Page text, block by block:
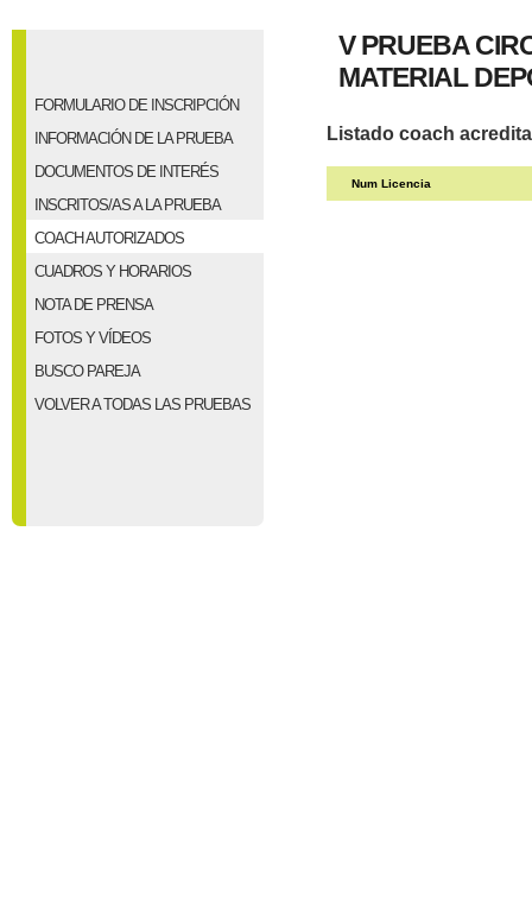
FORMULARIO DE INSCRIPCIÓN
INFORMACIÓN DE LA PRUEBA
DOCUMENTOS DE INTERÉS
INSCRITOS/AS A LA PRUEBA
COACH AUTORIZADOS
CUADROS Y HORARIOS
NOTA DE PRENSA
FOTOS Y VÍDEOS
BUSCO PAREJA
VOLVER A TODAS LAS PRUEBAS
V PRUEBA
MATERIAL
Listado coach
Num Licencia